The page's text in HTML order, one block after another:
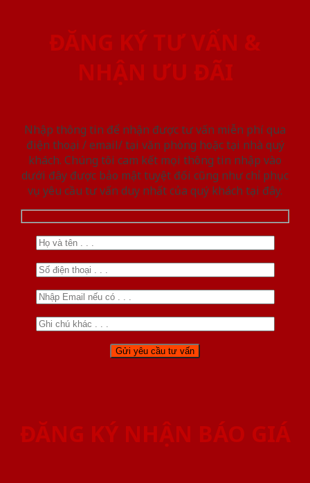
ĐĂNG KÝ TƯ VẤN &
NHẬN ƯU ĐÃI
Nhập thông tin để nhận được tư vấn miễn phí qua
điện thoại / email/ tại văn phòng hoặc tại nhà quý
khách. Chúng tôi cam kết mọi thông tin nhập vào
dưới đây được bảo mật tuyệt đối cũng như chỉ phục
vụ yêu cầu tư vấn duy nhất của quý khách tại đây.
ĐĂNG KÝ NHẬN BÁO GIÁ